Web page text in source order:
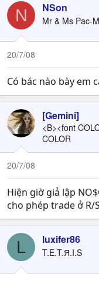
N NSon
Mr & Ms Pac-
20/7/08
Có bác nào bày em
[Gemini]
<B><font
COLOR
20/7/08
Hiện giờ giả lập
cho phép trade ở R/
L luxifer86
T.E.T.Я.I.S